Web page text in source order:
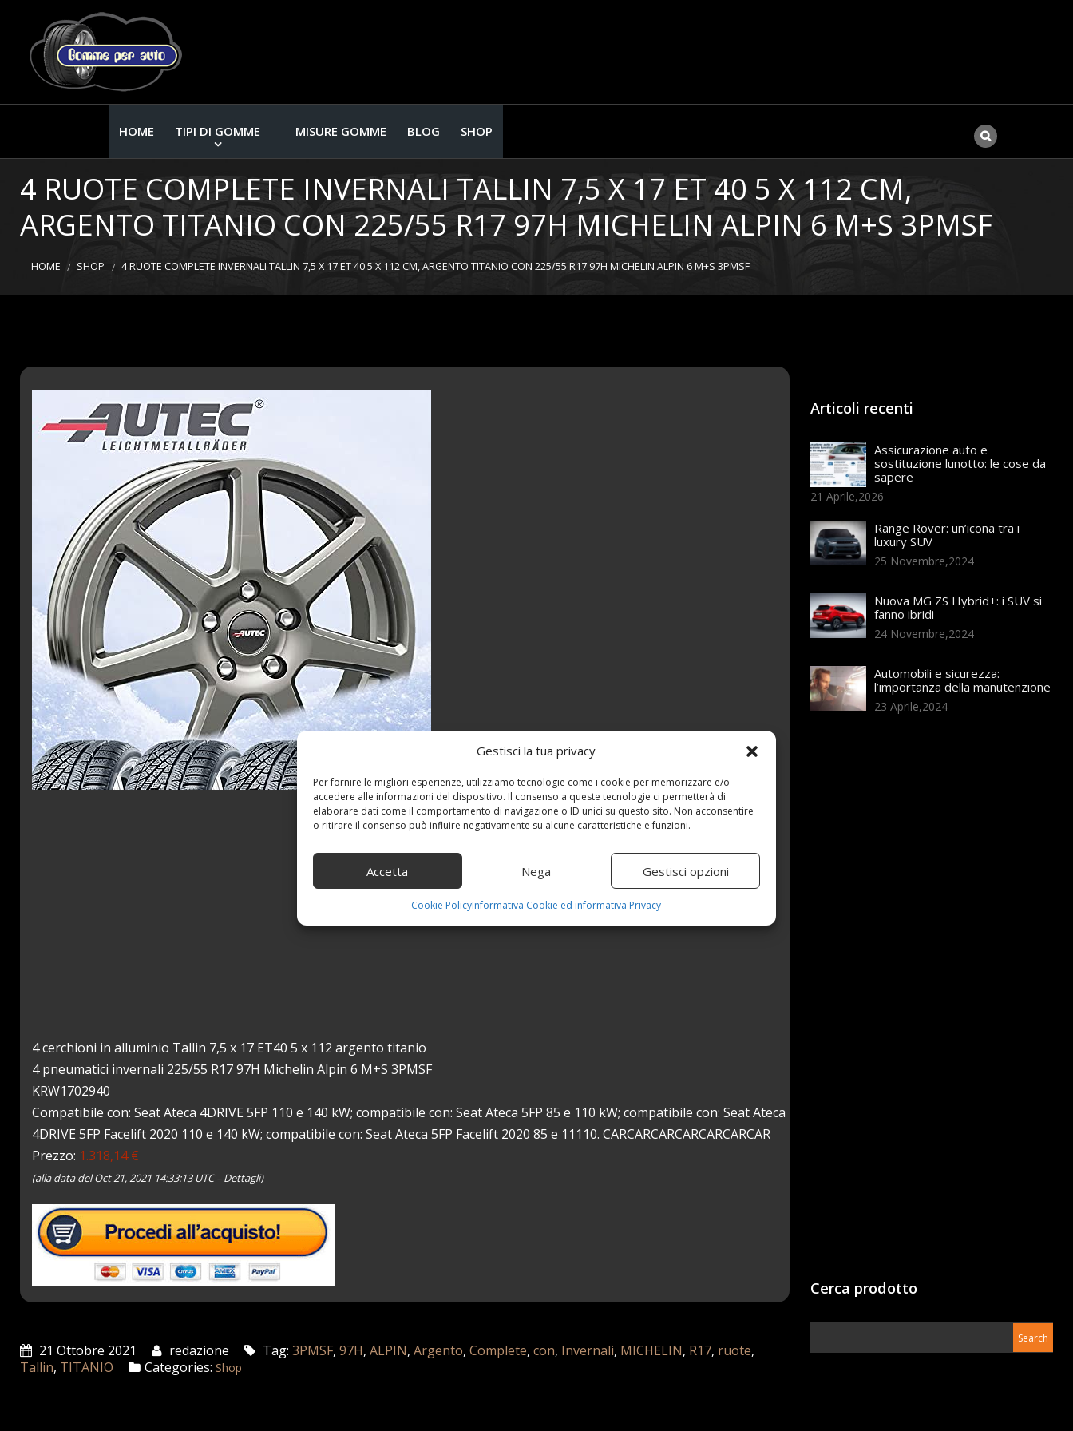
Gestisci la tua privacy
Per fornire le migliori esperienze, utilizziamo tecnologie come i cookie per memorizzare e/o
accedere alle informazioni del dispositivo. Il consenso a queste tecnologie ci permetterà di
elaborare dati come il comportamento di navigazione o ID unici su questo sito. Non acconsentire
o ritirare il consenso può influire negativamente su alcune caratteristiche e funzioni.
Accetta Nega Gestisci opzioni
Cookie PolicyInformativa Cookie ed informativa Privacy
HOME TIPI DI GOMME MISURE GOMME BLOG SHOP
4 RUOTE COMPLETE INVERNALI TALLIN 7,5 X 17 ET 40 5 X 112 CM,
ARGENTO TITANIO CON 225/55 R17 97H MICHELIN ALPIN 6 M+S 3PMSF
HOME SHOP 4 RUOTE COMPLETE INVERNALI TALLIN 7,5 X 17 ET 40 5 X 112 CM, ARGENTO TITANIO CON 225/55 R17 97H MICHELIN ALPIN 6 M+S 3PMSF
4 cerchioni in alluminio Tallin 7,5 x 17 ET40 5 x 112 argento titanio
4 pneumatici invernali 225/55 R17 97H Michelin Alpin 6 M+S 3PMSF
KRW1702940
Compatibile con: Seat Ateca 4DRIVE 5FP 110 e 140 kW; compatibile con: Seat Ateca 5FP 85 e 110 kW; compatibile con: Seat Ateca
4DRIVE 5FP Facelift 2020 110 e 140 kW; compatibile con: Seat Ateca 5FP Facelift 2020 85 e 11110. CARCARCARCARCARCARCAR
Prezzo: 1.318,14 €
(alla data del Oct 21, 2021 14:33:13 UTC –Dettagli)
21 Ottobre 2021 redazione Tag:3PMSF,97H,ALPIN,Argento,Complete,con, Invernali, MICHELIN, R17, ruote,
Tallin, TITANIO Categories: Shop
Articoli recenti
Assicurazione auto e
sostituzione lunotto: le cose da
sapere
21 Aprile,2026
Range Rover: un’icona tra i
luxury SUV
25 Novembre,2024
Nuova MG ZS Hybrid+: i SUV si
fanno ibridi
24 Novembre,2024
Automobili e sicurezza:
l’importanza della manutenzione
23 Aprile,2024
Cerca prodotto